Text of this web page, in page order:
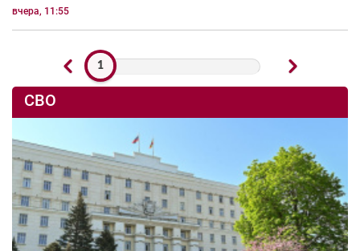
вчера, 11:55
1
СВО